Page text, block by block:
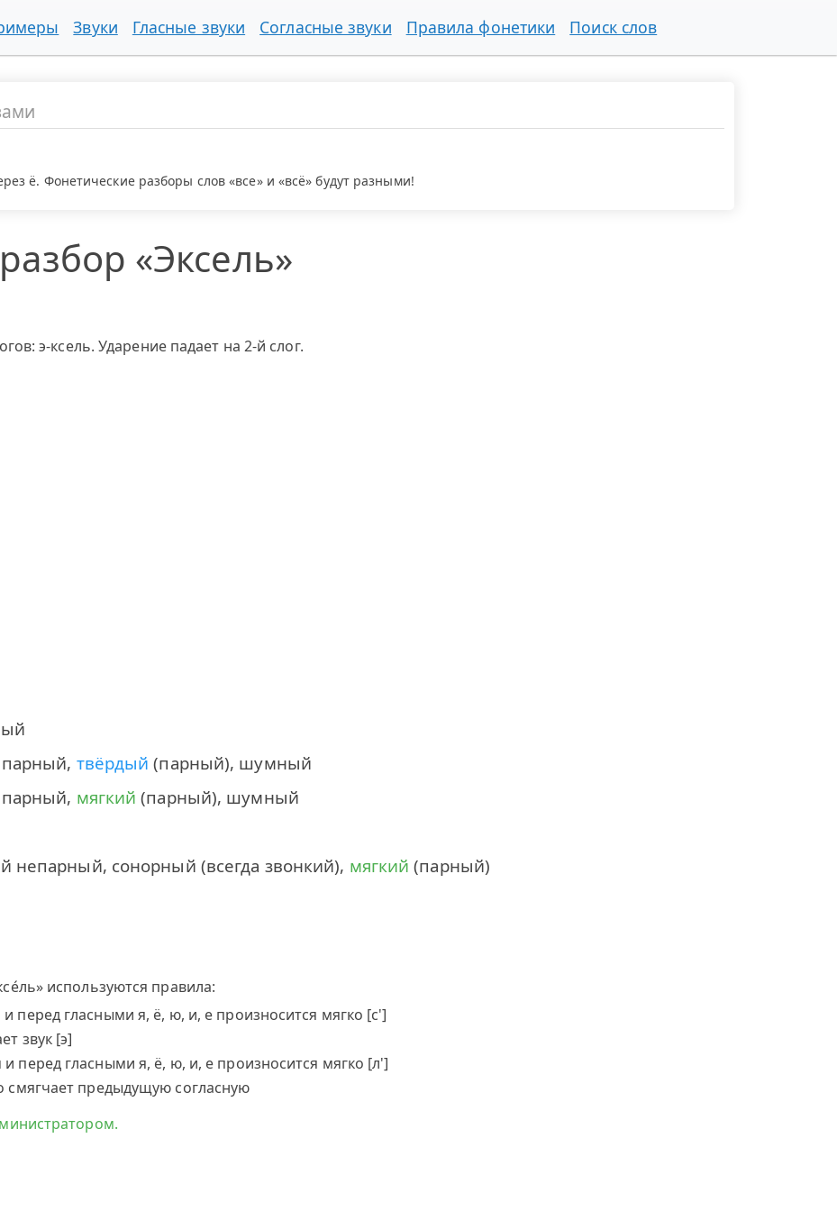
Звуки Гласные звуки Согласные звуки Правила фонетики Поиск слов
ё. Фонетические разборы слов «все» и «всё» будут разными!
«Эксель»
э-ксель. Ударение падает на 2-й слог.
твёрдый (парный), шумный
мягкий (парный), шумный
непарный, сонорный (всегда звонкий), мягкий (парный)
используются правила:
перед гласными я, ё, ю, и, е произносится мягко [с']
звук [э]
перед гласными я, ё, ю, и, е произносится мягко [л']
смягчает предыдущую согласную